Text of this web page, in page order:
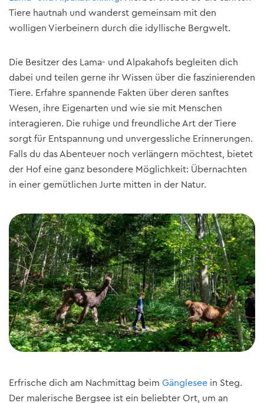
Tiere hautnah und wanderst gemeinsam mit den
wolligen Vierbeinern durch die idyllische Bergwelt.
Die Besitzer des Lama- und Alpakahofs begleiten dich
dabei und teilen gerne ihr Wissen über die faszinierenden
Tiere. Erfahre spannende Fakten über deren sanftes
Wesen, ihre Eigenarten und wie sie mit Menschen
interagieren. Die ruhige und freundliche Art der Tiere
sorgt für Entspannung und unvergessliche Erinnerungen.
Falls du das Abenteuer noch verlängern möchtest, bietet
der Hof eine ganz besondere Möglichkeit: Übernachten
in einer gemütlichen Jurte mitten in der Natur.
Erfrische dich am Nachmittag beim Gänglesee in Steg.
Der malerische Bergsee ist ein beliebter Ort, um an